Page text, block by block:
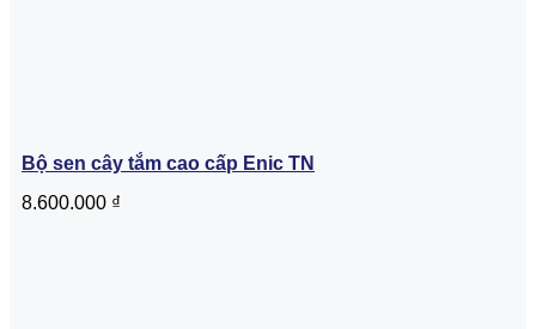
Bộ sen cây tắm cao cấp Enic TN
8.600.000 ₫